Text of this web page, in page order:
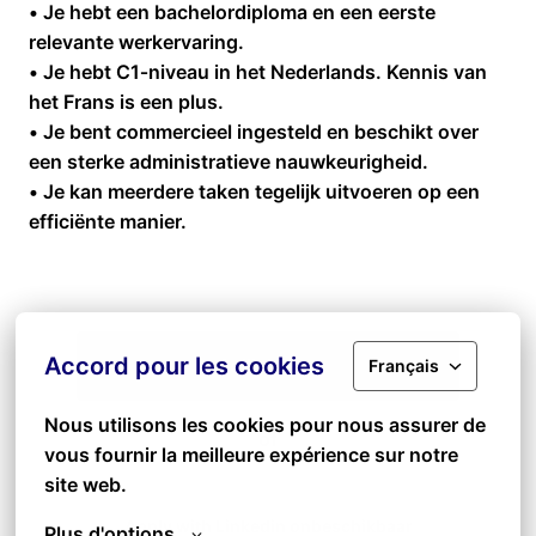
Accord pour les cookies Français
Nous utilisons les cookies pour nous assurer de
vous fournir la meilleure expérience sur notre
site web.
• Je hebt een bachelordiploma en een eerste
relevante werkervaring.
• Je hebt C1‑niveau in het Nederlands. Kennis van
het Frans is een plus.
• Je bent commercieel ingesteld en beschikt over
een sterke administratieve nauwkeurigheid.
• Je kan meerdere taken tegelijk uitvoeren op een
efficiënte manier.
Solliciteren
of
Apply with Linkedin